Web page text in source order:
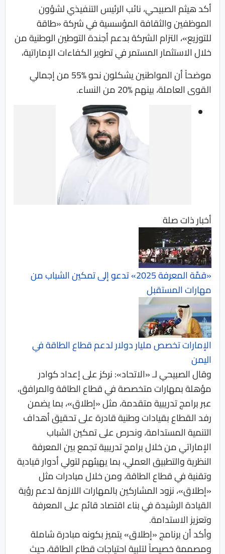
أكد هيثم الصبيحي، نائب الرئيس التنفيذي لشؤون
الموظفين والثقافة المؤسسية في شركة «طاقة
للتوزيع»، التزام الشركة بدعم أجندة التوطين الوطنية من
خلال الاستثمار المستمر في تطوير الكفاءات الإماراتية،
موضحاً أن المواطنين يشكلون نحو %55 من إجمالي
القوى العاملة، بينهم %20 من النساء.
أخبار ذات صلة
«قمَّة المعرفة 2025» تدعو إلى تمكين الشباب من
مهارات المستقبل
الإمارات تخصص مليار دولار لدعم قطاع الطاقة في
اليمن
وقال الصبيحي لـ «الاتحاد»: نركز على إعداد كوادر
مؤهلة بمهارات متخصصة في قطاع الطاقة والمرافق،
عبر برامج تدريبية متقدمة، مثل «إطلاق»، بما يضمن
رفد القطاع بقيادات وطنية قادرة على تحقيق أهداف
التنمية المستدامة، ونحرص على تمكين الشباب
الإماراتي من خلال برامج تدريبية تجمع بين المعرفة
النظرية والتطبيق العملي، بما يهيئهم لتولي أدوار قيادية
وتقنية في قطاع الطاقة، ومن خلال مبادرات مثل
«إطلاق»، نزود المشاركين بالمهارات اللازمة لدعم رؤية
القيادة الرشيدة في بناء اقتصاد قائم على المعرفة
وتعزيز الاستدامة.
وأكد أن برنامج «إطلاق» يتميز بكونه مبادرة شاملة
ومصممة خصيصاً لتلبية احتياجات قطاع الطاقة، حيث